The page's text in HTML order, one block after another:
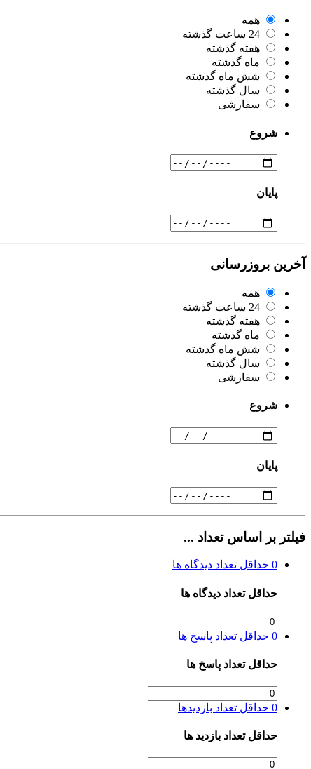
همه
24 ساعت گذشته
هفته گذشته
ماه گذشته
شش ماه گذشته
سال گذشته
سفارشی
شروع
پایان
آخرین بروزرسانی
همه
24 ساعت گذشته
هفته گذشته
ماه گذشته
شش ماه گذشته
سال گذشته
سفارشی
شروع
پایان
فیلتر بر اساس تعداد ...
0 حداقل تعداد دیدگاه ها
حداقل تعداد دیدگاه ها
0 حداقل تعداد پاسخ ها
حداقل تعداد پاسخ ها
0 حداقل تعداد بازدیدها
حداقل تعداد بازدید ها